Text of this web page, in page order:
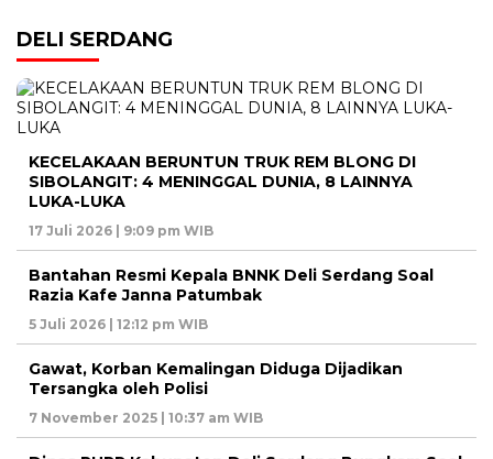
DELI SERDANG
KECELAKAAN BERUNTUN TRUK REM BLONG DI
SIBOLANGIT: 4 MENINGGAL DUNIA, 8 LAINNYA
LUKA-LUKA
17 Juli 2026 | 9:09 pm WIB
Bantahan Resmi Kepala BNNK Deli Serdang Soal
Razia Kafe Janna Patumbak
5 Juli 2026 | 12:12 pm WIB
Gawat, Korban Kemalingan Diduga Dijadikan
Tersangka oleh Polisi
7 November 2025 | 10:37 am WIB